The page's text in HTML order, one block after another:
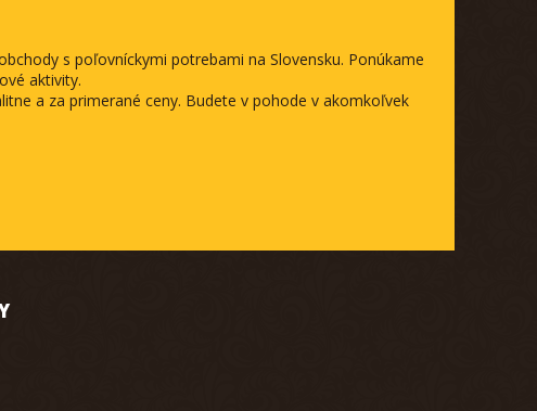
s poľovníckymi potrebami na Slovensku. Ponúkame
aktivity.
a za primerané ceny. Budete v pohode v akomkoľvek